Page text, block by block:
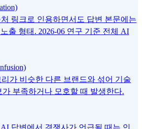
링크로 인용하면서도 답변 본문에는
출 형태. 2026-06 연구 기준 전체 AI
가 비슷한 다른 브랜드와 섞어 기술
부족하거나 모호할 때 발생한다.
답변에서 경쟁사가 언급될 때는 인